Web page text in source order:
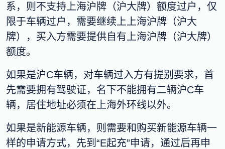
系，则不支持上海沪牌（沪大牌）额度过户，仅
限于车辆过户，需要继续上上海沪牌（沪大
牌），买入方需要提供自有上海沪牌（沪大牌）
额度。
如果是沪C车辆，对车辆过入方有提别要求，首
先需要拥有驾驶证，名下不能拥有二辆沪C车
辆，居住地址必须在上海外环线以外。
如果是新能源车辆，则需要和购买新能源车辆一
样的申请方式，先到“E起充”申请，通过后再申